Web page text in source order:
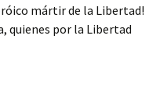
mártir de la Libertad!
quienes por la Libertad